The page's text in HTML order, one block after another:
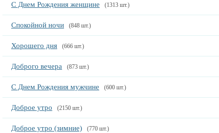
С Днем Рождения женщине (1313 шт.)
Спокойной ночи (848 шт.)
Хорошего дня (666 шт.)
Доброго вечера (873 шт.)
С Днем Рождения мужчине (600 шт.)
Доброе утро (2150 шт.)
Доброе утро (зимние) (770 шт.)